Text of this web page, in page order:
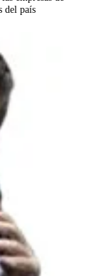
del país